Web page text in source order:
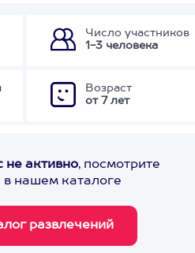
Число участников
1-3 человека
Возраст
от 7 лет
не активно, посмотрите
в нашем каталоге